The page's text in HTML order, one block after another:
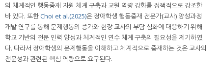
의 체계적인 행동중재 지원 체계 구축과 교원 역량 강화를 정책적으로 강조한
바 있다. 또한Choi et al.(2025)은 장애학생 행동중재 전문가(교사) 양성과정
개발 연구를 통해 문제행동의 증가와 현장 교사의 부담 심화에 대응하기 위해
학교 기반의 전문 인력 양성과 체계적인 연수 체계 구축의 필요성을 제기하였
다. 따라서 장애학생의 문제행동을 이해하고 체계적으로 중재하는 것은 교사의
전문성과 관련된 핵심 역량으로 요구된다.